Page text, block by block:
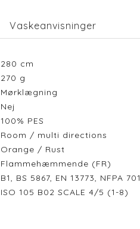
Vaskeanvisninger
280 cm
270 g
Mørklægning
Nej
100% PES
Room / multi directions
Orange / Rust
Flammehæmmende (FR)
B1, BS 5867, EN 13773, NFPA 701
ISO 105 B02 SCALE 4/5 (1-8)